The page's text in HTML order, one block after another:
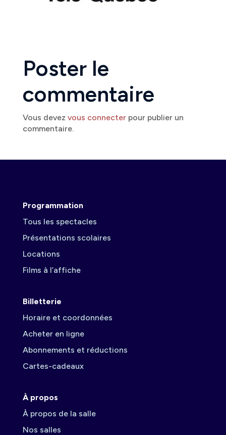
Poster le
commentaire
Vous devez vous connecterpour publier un
commentaire.
Programmation
Tous les spectacles
Présentations scolaires
Locations
Films à l’affiche
Billetterie
Horaire et coordonnées
Acheter en ligne
Abonnements et réductions
Cartes-cadeaux
À propos
À propos de la salle
Nos salles